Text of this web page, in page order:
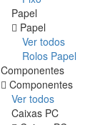
Papel
Papel
Ver todos
Rolos Papel
Componentes
Componentes
Ver todos
Caixas PC